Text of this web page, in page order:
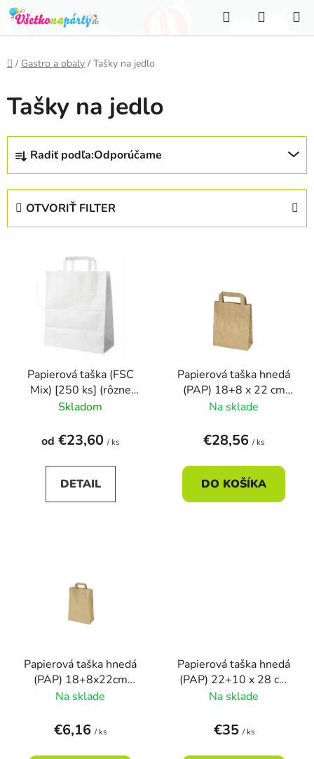
Prejsť
na
obsah
Hľadať
KOŠÍK
Domov
/ Gastro a obaly / Tašky na jedlo
Tašky na jedlo
R
d
Radiť podľa:Odporúčame
OTVORIŤ FILTER
Papierová taška (FSC
Mix) [250 ks] (rôzne
veľkosti)
Skladom
od €23,60 / ks
DETAIL
Papierová taška hnedá
(PAP) 18+8 x 22 cm
(250ks)
Na sklade
€28,56 / ks
DO KOŠÍKA
Papierová taška hnedá
(PAP) 18+8x22cm
(50ks)
Na sklade
€6,16 / ks
Papierová taška hnedá
(PAP) 22+10 x 28 cm
(250ks)
Na sklade
€35 / ks